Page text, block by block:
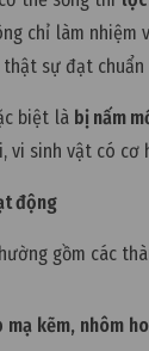
chỉ làm
sự đạt chuẩn
biệt là bị nấm
vi sinh vật có
động
gồm các
mạ kẽm, nhôm